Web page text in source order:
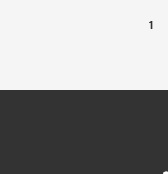
1